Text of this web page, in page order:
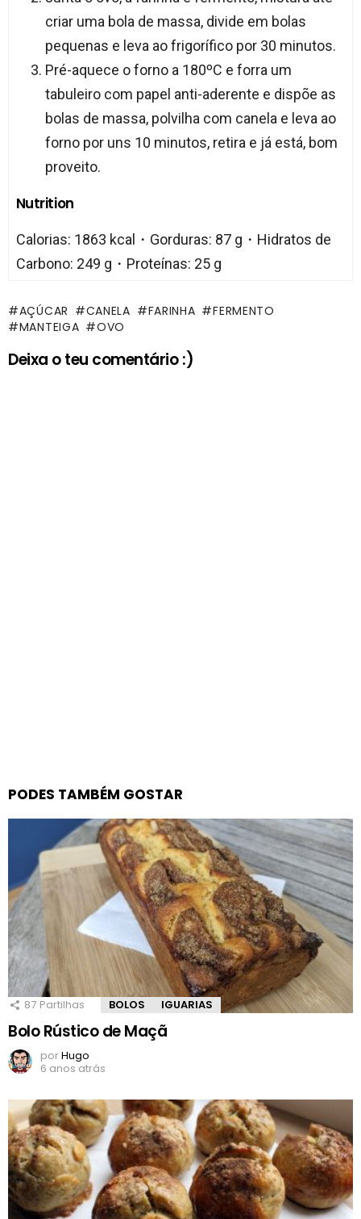
criar uma bola de massa, divide em bolas
pequenas e leva ao frigorífico por 30 minutos.
Pré-aquece o forno a 180ºC e forra um
tabuleiro com papel anti-aderente e dispõe as
bolas de massa, polvilha com canela e leva ao
forno por uns 10 minutos, retira e já está, bom
proveito.
Nutrition
Calorias: 1863 kcal・Gorduras: 87 g・Hidratos de
Carbono: 249 g・Proteínas: 25 g
AÇÚCAR CANELA FARINHA
FERMENTO
MANTEIGA
OVO
Deixa o teu comentário :)
PODES TAMBÉM GOSTAR
87 Partilhas BOLOS IGUARIAS
Bolo Rústico de Maçã
porHugo
6 anos atrás